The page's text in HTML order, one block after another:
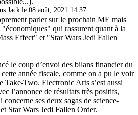
Jack le 08 août, 2021 14:37
parler sur le prochain ME mais
"économiques" qui rassurent quant à la
Effect" et "Star Wars Jedi Fallen
le coup d’envoi des bilans financier du
année fiscale, comme on a pu le voir
Take-Two. Electronic Arts s’est aussi
l’annonce de résultats très positifs,
concerne ses deux sagas de science-
Star Wars Jedi Fallen Order.